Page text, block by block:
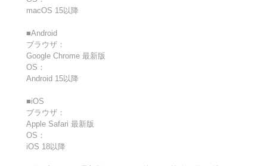
macOS 15以降
■Android
ブラウザ：
Google Chrome 最新版
OS：
Android 15以降
■iOS
ブラウザ：
Apple Safari 最新版
OS：
iOS 18以降